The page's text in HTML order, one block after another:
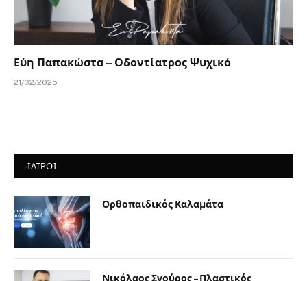
Εύη Παπακώστα – Οδοντίατρος Ψυχικό
21/02/2025
-ΙΑΤΡΟΙ
Ορθοπαιδικός Καλαμάτα
Νικόλαος Σγούρος – Πλαστικός